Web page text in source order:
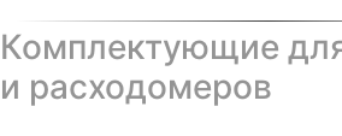
Комплектующие
и расходомеров